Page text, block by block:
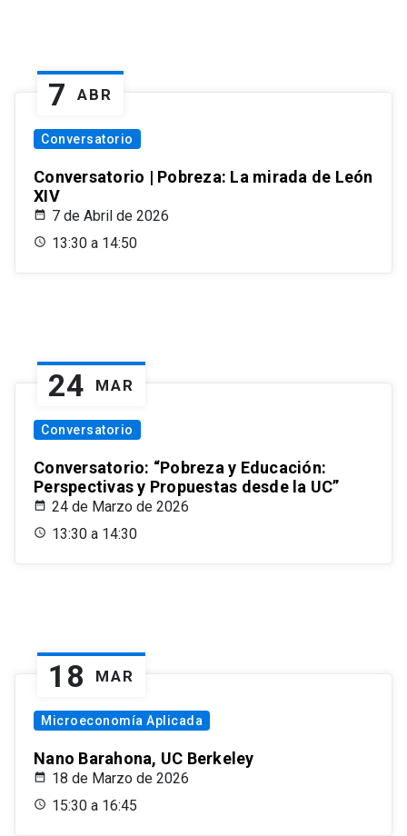
7 ABR
Conversatorio
Conversatorio | Pobreza: La mirada de León
XIV
7 de Abril de 2026
13:30 a 14:50
24 MAR
Conversatorio
Conversatorio: “Pobreza y Educación:
Perspectivas y Propuestas desde la UC”
24 de Marzo de 2026
13:30 a 14:30
18 MAR
Microeconomía Aplicada
Nano Barahona, UC Berkeley
18 de Marzo de 2026
15:30 a 16:45